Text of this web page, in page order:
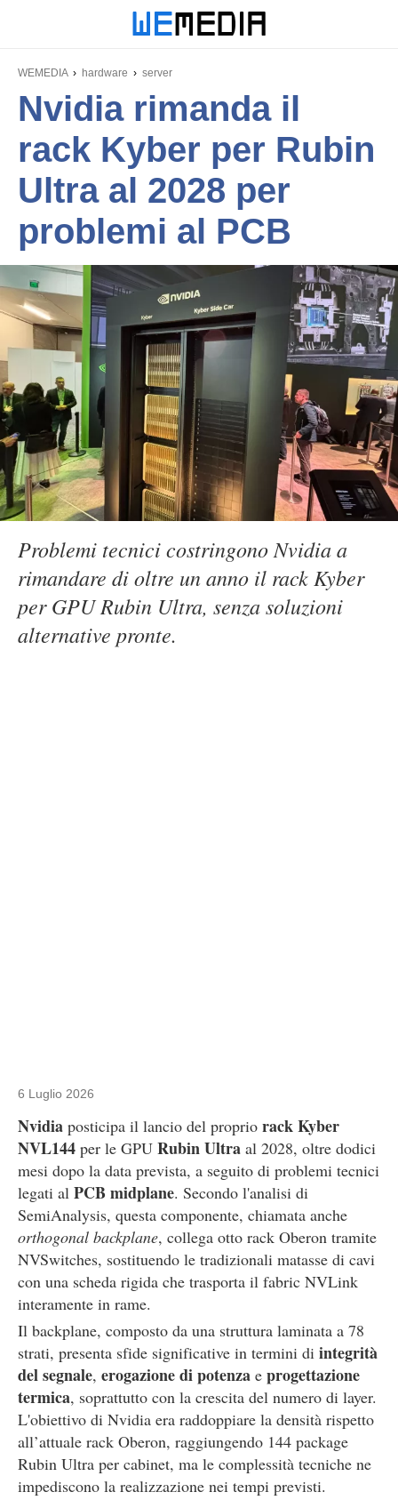
WEMEDIA hardware server
Nvidia rimanda il
rack Kyber per Rubin
Ultra al 2028 per
problemi al PCB
Problemi tecnici costringono Nvidia a
rimandare di oltre un anno il rack Kyber
per GPU Rubin Ultra, senza soluzioni
alternative pronte.
6 Luglio 2026
Nvidia posticipa il lancio del proprio rack Kyber
NVL144 per le GPU Rubin Ultra al 2028, oltre dodici
mesi dopo la data prevista, a seguito di problemi tecnici
legati al PCB midplane. Secondo l'analisi di
SemiAnalysis, questa componente, chiamata anche
orthogonal backplane, collega otto rack Oberon tramite
NVSwitches, sostituendo le tradizionali matasse di cavi
con una scheda rigida che trasporta il fabric NVLink
interamente in rame.
Il backplane, composto da una struttura laminata a 78
strati, presenta sfide significative in termini di integrità
del segnale, erogazione di potenza e progettazione
termica, soprattutto con la crescita del numero di layer.
L'obiettivo di Nvidia era raddoppiare la densità rispetto
all’attuale rack Oberon, raggiungendo 144 package
Rubin Ultra per cabinet, ma le complessità tecniche ne
impediscono la realizzazione nei tempi previsti.